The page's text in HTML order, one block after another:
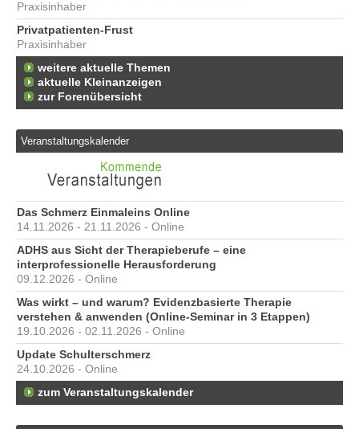
Praxisinhaber
Privatpatienten-Frust
Praxisinhaber
weitere aktuelle Themen
aktuelle Kleinanzeigen
zur Forenübersicht
Veranstaltungskalender
Das Schmerz Einmaleins Online
14.11.2026 - 21.11.2026 - Online
ADHS aus Sicht der Therapieberufe – eine
interprofessionelle Herausforderung
09.12.2026 - Online
Was wirkt – und warum? Evidenzbasierte Therapie
verstehen & anwenden (Online-Seminar in 3 Etappen)
19.10.2026 - 02.11.2026 - Online
Update Schulterschmerz
24.10.2026 - Online
zum Veranstaltungskalender